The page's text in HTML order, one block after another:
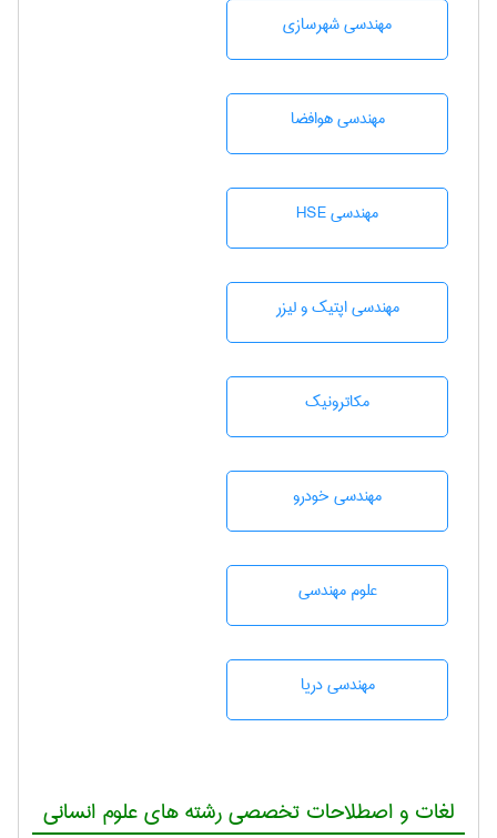
مهندسی شهرسازی
مهندسی هوافضا
مهندسی HSE
مهندسی اپتیک و لیزر
مکاترونیک
مهندسی خودرو
علوم مهندسی
مهندسی دریا
لغات و اصطلاحات تخصصی رشته های علوم انسانی